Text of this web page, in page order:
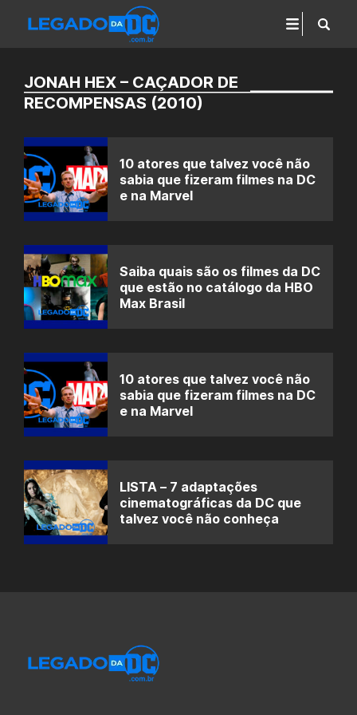
JONAH HEX – CAÇADOR DE
RECOMPENSAS (2010)
10 atores que talvez você não
sabia que fizeram filmes na DC
e na Marvel
Saiba quais são os filmes da DC
que estão no catálogo da HBO
Max Brasil
10 atores que talvez você não
sabia que fizeram filmes na DC
e na Marvel
LISTA – 7 adaptações
cinematográficas da DC que
talvez você não conheça